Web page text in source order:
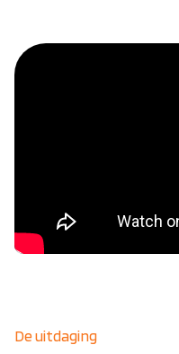
De uitdaging